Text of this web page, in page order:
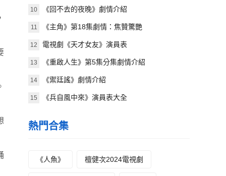
10 《回不去的夜晚》劇情介紹
11 《主角》第18集劇情：焦贊驚艷
12 電視劇《天才女友》演員表
13 《重啟人生》第5集分集劇情介紹
14 《禦廷謠》劇情介紹
15 《兵自風中來》演員表大全
熱門合集
《人魚》 檀健次2024電視劇